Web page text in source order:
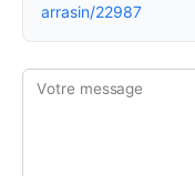
arrasin/22987
Votre message